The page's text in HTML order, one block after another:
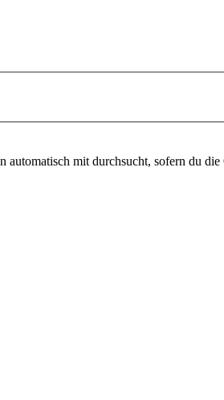
mit durchsucht, sofern du